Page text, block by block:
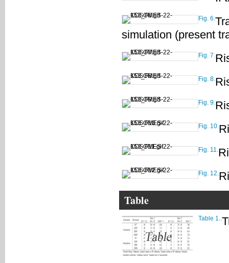
Fig. 6.
simulation (present
Fig. 7.
Fig. 8.
Fig. 9.
Fig. 10.
Fig. 11.
Fig. 12.
Table
Table 1..